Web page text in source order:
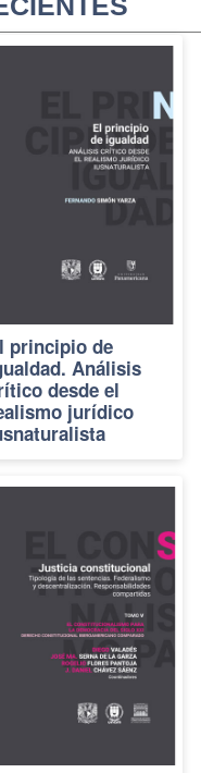
principio de
Análisis
desde el
jurídico